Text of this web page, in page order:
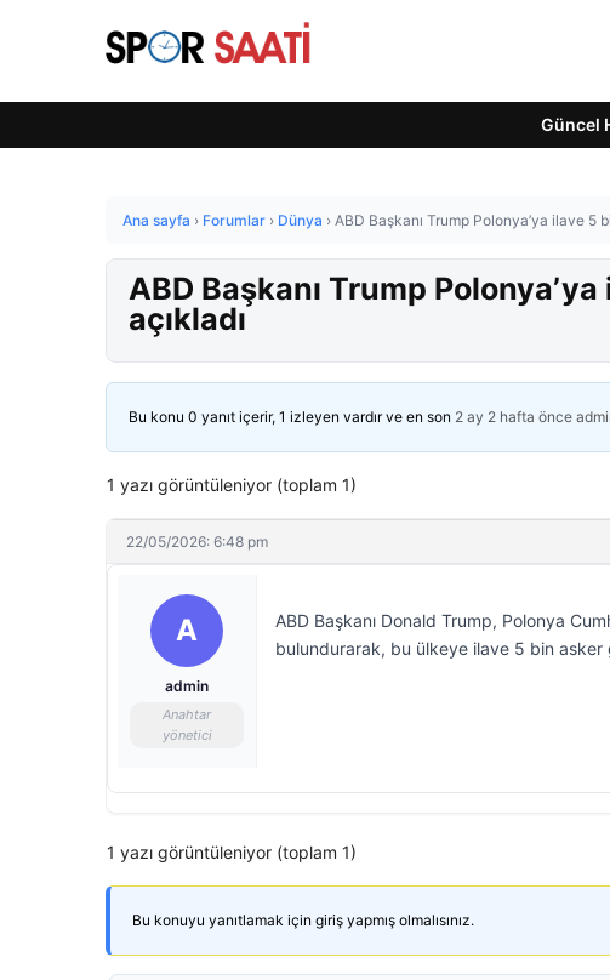
Güncel
Ana sayfa › Forumlar › Dünya › ABD Başkanı Trump Polonya’ya ilave 5
ABD Başkanı Trump
açıkladı
Bu konu 0 yanıt içerir, 1 izleyen vardır ve en son 2 ay 2 hafta önce
1 yazı görüntüleniyor (toplam 1)
22/05/2026: 6:48 pm
A
admin
Anahtar
yönetici
ABD Başkanı Donald Trump, Polonya
bulundurarak, bu ülkeye ilave 5 bin
1 yazı görüntüleniyor (toplam 1)
Bu konuyu yanıtlamak için giriş yapmış olmalısınız.